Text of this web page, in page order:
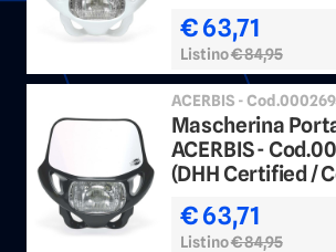
€ 63,71
Listino€ 84,95
ACERBIS -
Mascherina
ACERBIS -
(DHH Certified /
€ 63,71
Listino€ 84,95